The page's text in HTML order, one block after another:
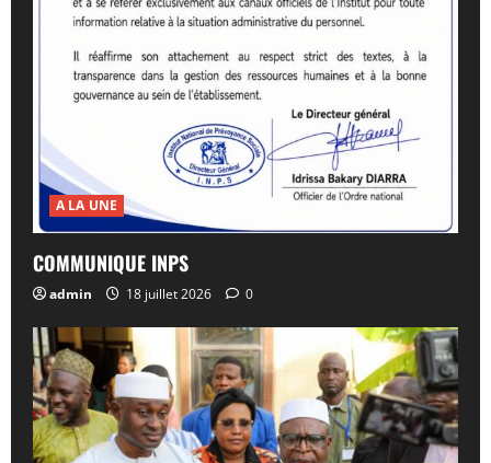
A LA UNE
COMMUNIQUE INPS
admin 18 juillet 2026 0